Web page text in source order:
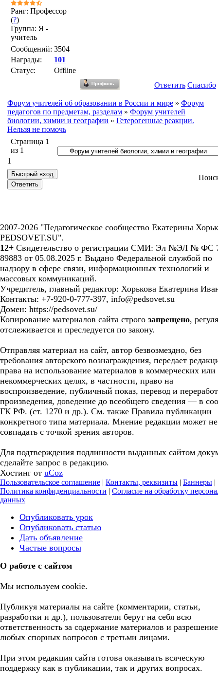
Ранг: Профессор
(?)
Группа: Я -
учитель
Сообщений: 3504
Награды:
101
Статус:
Offline
Ответить Спасибо
Форум учителей об образовании в России и мире » Форум
педагогов по предметам, разделам » Форум учителей
биологии, химии и географии » Гетерогенные реакции.
Нельзя не помочь
Страница 1
из 1
1
2007-2026 "Педагогическое сообщество Екатерины
PEDSOVET.SU".
12+ Свидетельство о регистрации СМИ: Эл №ЭЛ № ФС
89883 от 05.08.2025 г. Выдано Федеральной службой по
надзору в сфере связи, информационных технологий и
массовых коммуникаций.
Учредитель, главный редактор: Хорькова Екатерина
Контакты: +7-920-0-777-397, info@pedsovet.su
Домен: https://pedsovet.su/
Копирование материалов сайта строго запрещено,
отслеживается и преследуется по закону.
Отправляя материал на сайт, автор безвозмездно, без
требования авторского вознаграждения, передает
права на использование материалов в коммерческих или
некоммерческих целях, в частности, право на
воспроизведение, публичный показ, перевод и
произведения, доведение до всеобщего сведения — в
ГК РФ. (ст. 1270 и др.). См. также Правила публикации
конкретного типа материала. Мнение редакции может не
совпадать с точкой зрения авторов.
Для подтверждения подлинности выданных сайтом
сделайте запрос в редакцию.
Хостинг от uCoz
Пользовательское соглашение | Контакты, реквизиты | Баннеры |
Политика конфиденциальности | Согласие на обработку
данных
Опубликовать урок
Опубликовать статью
Дать объявление
Частые вопросы
О работе с сайтом
Мы используем cookie.
Публикуя материалы на сайте (комментарии, статьи,
разработки и др.), пользователи берут на себя всю
ответственность за содержание материалов и разрешение
любых спорных вопросов с третьми лицами.
При этом редакция сайта готова оказывать всяческую
поддержку как в публикации, так и других вопросах.